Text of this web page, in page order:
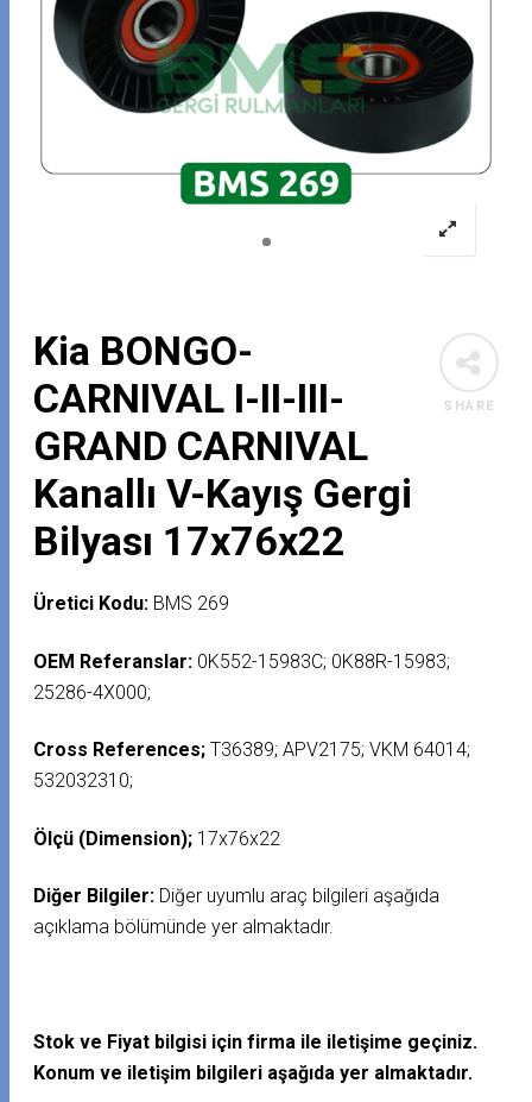
SHARE
Kia BONGO-
CARNIVAL I-II-III-
GRAND CARNIVAL
Kanallı V-Kayış Gergi
Bilyası 17x76x22
Üretici Kodu: BMS 269
OEM Referanslar: 0K552-15983C; 0K88R-15983;
25286-4X000;
Cross References; T36389; APV2175; VKM 64014;
532032310;
Ölçü (Dimension); 17x76x22
Diğer Bilgiler: Diğer uyumlu araç bilgileri aşağıda
açıklama bölümünde yer almaktadır.
Stok ve Fiyat bilgisi için firma ile iletişime geçiniz.
Konum ve iletişim bilgileri aşağıda yer almaktadır.